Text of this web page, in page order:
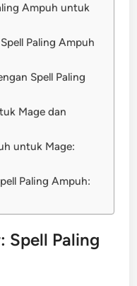
Ampuh untuk
Paling Ampuh
Spell Paling
Mage dan
untuk Mage:
Paling Ampuh:
Spell Paling